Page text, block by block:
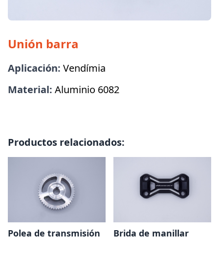
Unión barra
Aplicación: Vendímia
Material: Aluminio 6082
Productos relacionados:
Polea de transmisión Brida de manillar